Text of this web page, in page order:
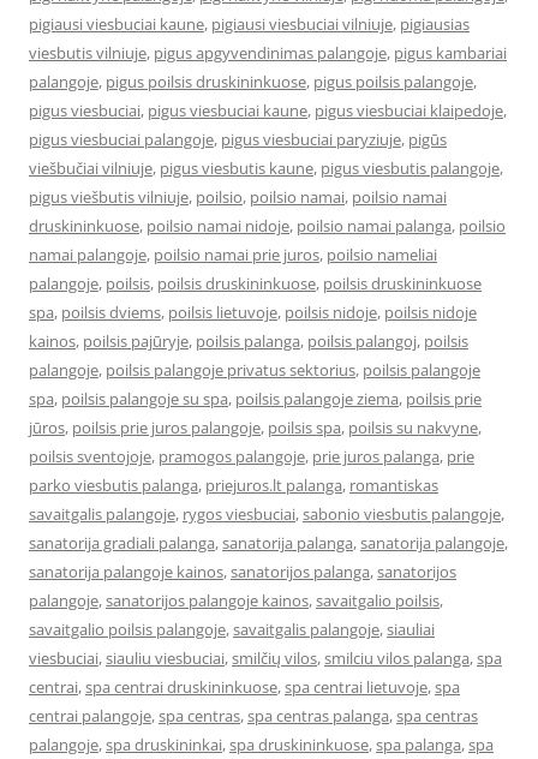
pigiausi viesbuciai kaune, pigiausi viesbuciai vilniuje, pigiausias
viesbutis vilniuje, pigus apgyvendinimas palangoje, pigus kambariai
palangoje, pigus poilsis druskininkuose, pigus poilsis palangoje,
pigus viesbuciai, pigus viesbuciai kaune, pigus viesbuciai klaipedoje,
pigus viesbuciai palangoje, pigus viesbuciai paryziuje, pigūs
viešbučiai vilniuje, pigus viesbutis kaune, pigus viesbutis palangoje,
pigus viešbutis vilniuje, poilsio, poilsio namai, poilsio namai
druskininkuose, poilsio namai nidoje, poilsio namai palanga, poilsio
namai palangoje, poilsio namai prie juros, poilsio nameliai
palangoje, poilsis, poilsis druskininkuose, poilsis druskininkuose
spa, poilsis dviems, poilsis lietuvoje, poilsis nidoje, poilsis nidoje
kainos, poilsis pajūryje, poilsis palanga, poilsis palangoj, poilsis
palangoje, poilsis palangoje privatus sektorius, poilsis palangoje
spa, poilsis palangoje su spa, poilsis palangoje ziema, poilsis prie
jūros, poilsis prie juros palangoje, poilsis spa, poilsis su nakvyne,
poilsis sventojoje, pramogos palangoje, prie juros palanga, prie
parko viesbutis palanga, priejuros.lt palanga, romantiskas
savaitgalis palangoje, rygos viesbuciai,sabonio viesbutis palangoje,
sanatorija gradiali palanga,sanatorija palanga,sanatorija palangoje,
sanatorija palangoje kainos,sanatorijos palanga,sanatorijos
palangoje,sanatorijos palangoje kainos,savaitgalio poilsis,
savaitgalio poilsis palangoje,savaitgalis palangoje,siauliai
viesbuciai,siauliu viesbuciai,smilčių vilos,smilciu vilos palanga,spa
centrai,spa centrai druskininkuose,spa centrai lietuvoje,spa
centrai palangoje,spa centras,spa centras palanga,spa centras
palangoje,spa druskininkai,spa druskininkuose,spa palanga,spa